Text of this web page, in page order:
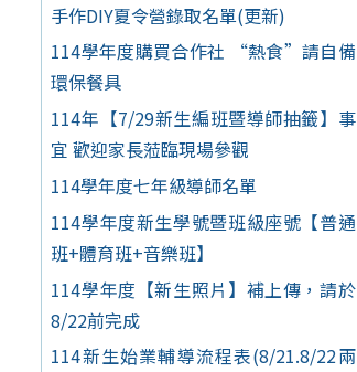
手作DIY夏令營錄取名單(更新)
114學年度購買合作社 “熱食”請自備
環保餐具
114年【7/29新生編班暨導師抽籤】事
宜 歡迎家長蒞臨現場參觀
114學年度七年級導師名單
114學年度新生學號暨班級座號【普通
班+體育班+音樂班】
114學年度【新生照片】補上傳，請於
8/22前完成
114新生始業輔導流程表(8/21.8/22兩